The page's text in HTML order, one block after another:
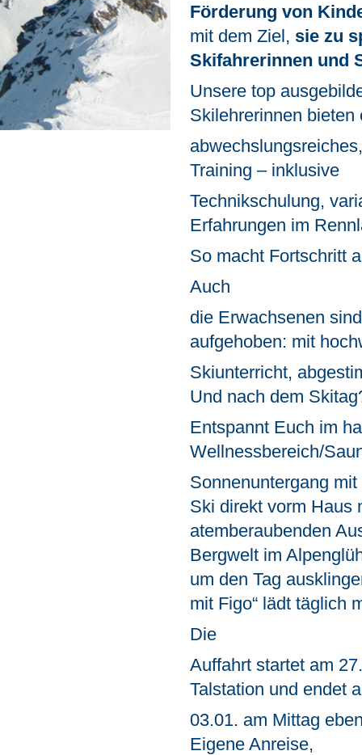
Förderung von
mit dem Ziel, sie zu
Skifahrerinnen und
Unsere top
Skilehrerinnen bieten
Training – inklusive
Technikschulung,
Erfahrungen im
So macht Fortschritt
Auch
die Erwachsenen
aufgehoben: mit
Skiunterricht,
Und nach dem
Entspannt Euch im
Wellnessbereich/
Sonnenuntergang
Ski direkt vorm Haus
atemberaubenden
Bergwelt im
um den Tag
mit Figo“ lädt täglich
Die
Auffahrt startet am
Talstation und endet
03.01. am Mittag
Eigene Anreise,